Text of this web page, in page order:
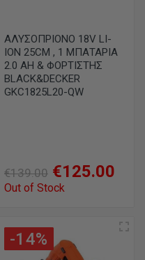
ΑΛΥΣΟΠΡΙΟΝΟ 18V LI-
ION 25CM , 1 ΜΠΑΤΑΡΙΑ
2.0 AH & ΦΟΡΤΙΣΤΗΣ
BLACK&DECKER
GKC1825L20-QW
€139.00 €125.00
Out of Stock
-14%